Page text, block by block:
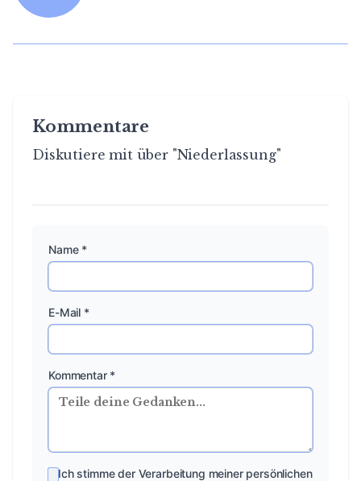
Kommentare
Diskutiere mit über "Niederlassung"
Name *
E-Mail *
Kommentar *
Ich stimme der Verarbeitung meiner persönlichen